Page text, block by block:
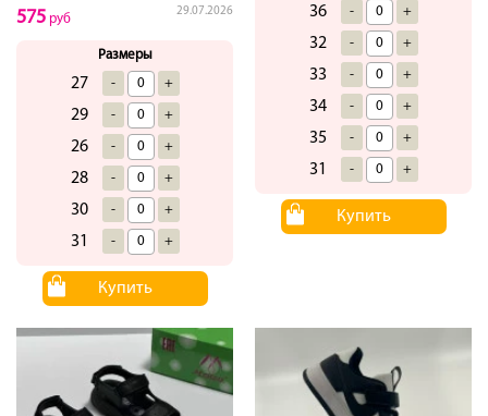
29.07.2026
575 руб
Размеры
27 - +
29 - +
26 - +
28 - +
30 - +
31 - +
Купить
36 - +
32 - +
33 - +
34 - +
35 - +
31 - +
Купить